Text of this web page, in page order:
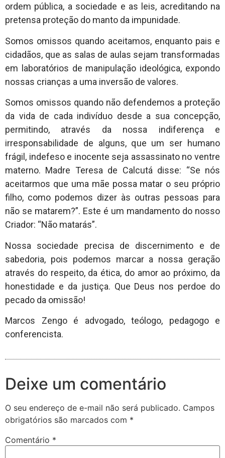
ordem pública, a sociedade e as leis, acreditando na
pretensa proteção do manto da impunidade.
Somos omissos quando aceitamos, enquanto pais e
cidadãos, que as salas de aulas sejam transformadas
em laboratórios de manipulação ideológica, expondo
nossas crianças a uma inversão de valores.
Somos omissos quando não defendemos a proteção
da vida de cada indivíduo desde a sua concepção,
permitindo, através da nossa indiferença e
irresponsabilidade de alguns, que um ser humano
frágil, indefeso e inocente seja assassinato no ventre
materno. Madre Teresa de Calcutá disse: “Se nós
aceitarmos que uma mãe possa matar o seu próprio
filho, como podemos dizer às outras pessoas para
não se matarem?”. Este é um mandamento do nosso
Criador: “Não matarás”.
Nossa sociedade precisa de discernimento e de
sabedoria, pois podemos marcar a nossa geração
através do respeito, da ética, do amor ao próximo, da
honestidade e da justiça. Que Deus nos perdoe do
pecado da omissão!
Marcos Zengo é advogado, teólogo, pedagogo e
conferencista.
Deixe um comentário
O seu endereço de e-mail não será publicado. Campos
obrigatórios são marcados com *
Comentário *